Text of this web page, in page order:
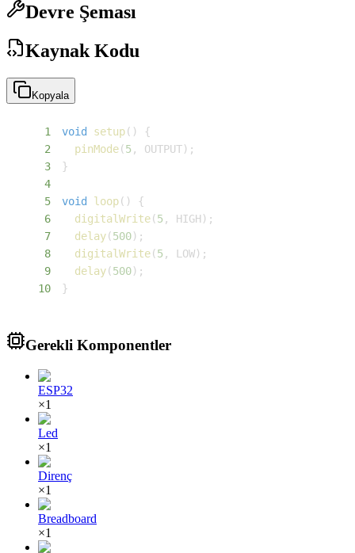
Devre Şeması
Kaynak Kodu
Kopyala
1 void setup( )
{
2
pinMode(5, OUTPUT) ;
3
}
4
5
void loop( )
{
6
digitalWrite(5, HIGH ) ;
7
delay(500) ;
8
digitalWrite(5, LOW) ;
9
delay(500) ;
10
}
Gerekli Komponentler
ESP32
×1
Led
×1
Direnç
×1
Breadboard
×1